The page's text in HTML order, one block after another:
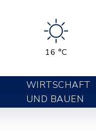
16 °C
WIRTSCHAFT
UND BAUEN